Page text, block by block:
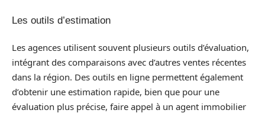
Les outils d’estimation
Les agences utilisent souvent plusieurs outils d’évaluation,
intégrant des comparaisons avec d’autres ventes récentes
dans la région. Des outils en ligne permettent également
d’obtenir une estimation rapide, bien que pour une
évaluation plus précise, faire appel à un agent immobilier